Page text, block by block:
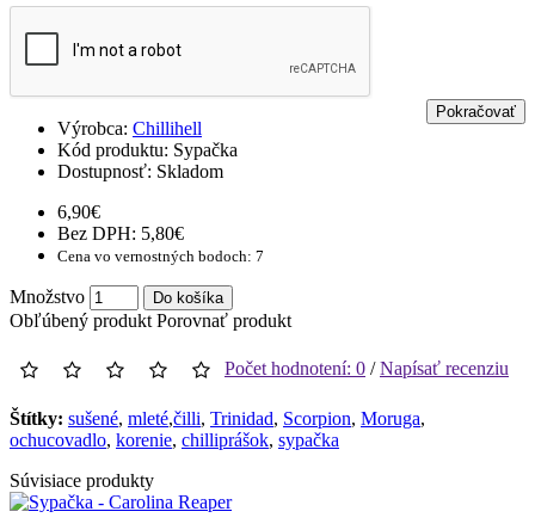
Pokračovať
Výrobca: Chillihell
Kód produktu: Sypačka
Dostupnosť: Skladom
6,90€
Bez DPH: 5,80€
Cena vo vernostných bodoch: 7
Množstvo Do košíka
Obľúbený produkt Porovnať produkt
Počet hodnotení: 0 /Napísať recenziu
Štítky: sušené, mleté,​​čilli, Trinidad, Scorpion, Moruga,
ochucovadlo, korenie, chilliprášok, sypačka
Súvisiace produkty